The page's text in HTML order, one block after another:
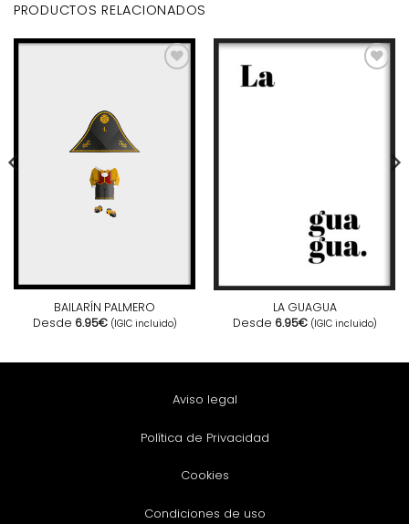
PRODUCTOS RELACIONADOS
BAILARÍN PALMERO
Desde 6.95€ (IGIC incluido)
LA GUAGUA
Desde 6.95€ (IGIC incluido)
Aviso legal
Política de Privacidad
Cookies
Condiciones de uso